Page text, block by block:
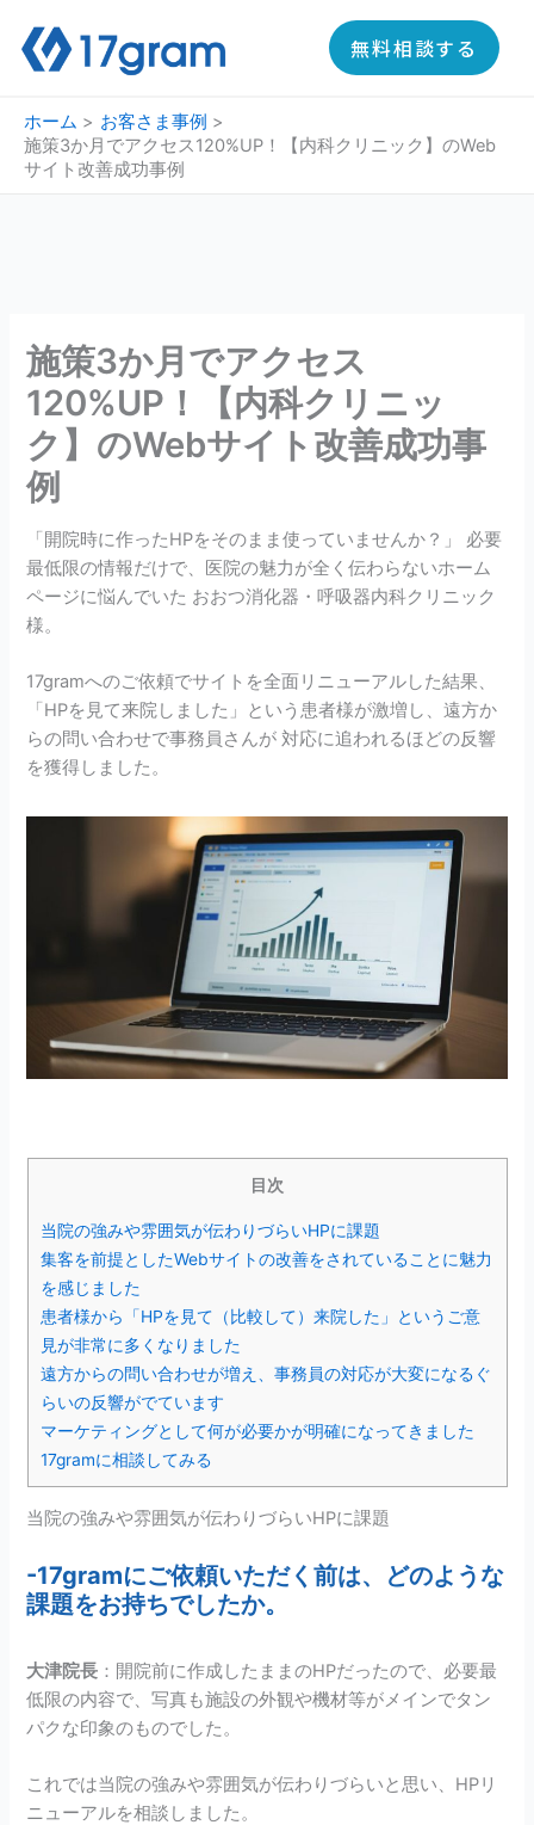
無料相談する
ホーム
お客さま事例
施策3か月でアクセス120%UP！【内科クリニック】のWeb
サイト改善成功事例
施策3か月でアクセス
120%UP！【内科クリニッ
ク】のWebサイト改善成功事
例
「開院時に作ったHPをそのまま使っていませんか？」 必要
最低限の情報だけで、医院の魅力が全く伝わらないホーム
ページに悩んでいた おおつ消化器・呼吸器内科クリニック
様。
17gramへのご依頼でサイトを全面リニューアルした結果、
「HPを見て来院しました」という患者様が激増し、遠方か
らの問い合わせで事務員さんが 対応に追われるほどの反響
を獲得しました。
目次
当院の強みや雰囲気が伝わりづらいHPに課題
集客を前提としたWebサイトの改善をされていることに魅力
を感じました
患者様から「HPを見て（比較して）来院した」というご意
見が非常に多くなりました
遠方からの問い合わせが増え、事務員の対応が大変になるぐ
らいの反響がでています
マーケティングとして何が必要かが明確になってきました
17gramに相談してみる
当院の強みや雰囲気が伝わりづらいHPに課題
-17gramにご依頼いただく前は、どのような
課題をお持ちでしたか。
大津院長 ：開院前に作成したままのHPだったので、必要最
低限の内容で、写真も施設の外観や機材等がメインでタン
パクな印象のものでした。
これでは当院の強みや雰囲気が伝わりづらいと思い、HPリ
ニューアルを相談しました。